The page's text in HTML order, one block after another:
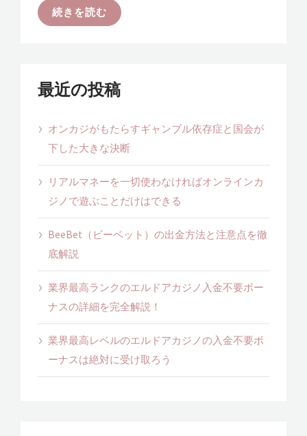
続きを読む
最近の投稿
オンカジがもたらすギャンブル依存症と国会が
下した大きな決断
リアルマネーを一切使わなければオンラインカ
ジノで遊ぶことだけはできる
BeeBet（ビーベット）の出金方法と注意点を徹
底解説
業界最高ランクのエルドアカジノ入金不要ボー
ナスの詳細を完全解説！
業界最高レベルのエルドアカジノの入金不要ボ
ーナスは絶対に受け取ろう